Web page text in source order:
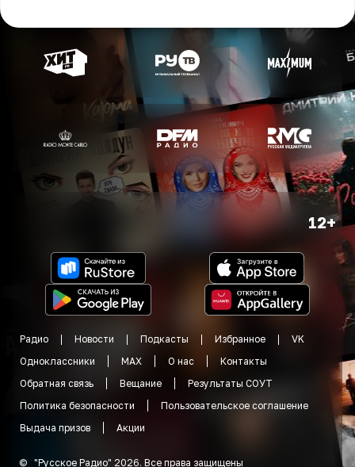
12+
Радио Новости Подкасты Избранное
VK
Одноклассники
MAX О нас
Контакты
Обратная связь
Вещание
Результаты СОУТ
Политика безопасности
Пользовательское соглашение
Выдача призов
Акции
© "Русское Радио" 2026. Все права защищены